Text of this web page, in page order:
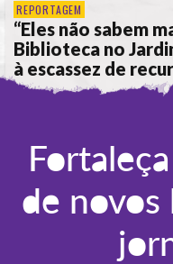
REPORTAGEM
“Eles não sabem
Biblioteca no
à escassez de
de